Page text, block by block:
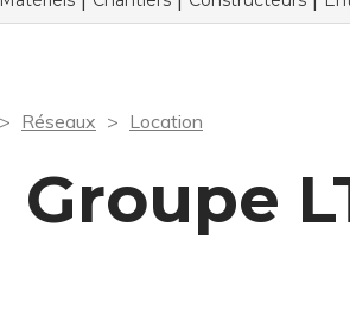
Réseaux Location
Groupe